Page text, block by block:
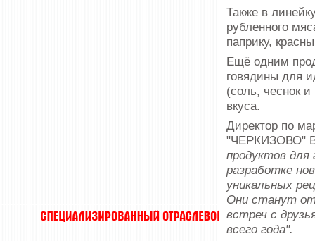
Также в
рубленного
паприку,
Ещё одним
говядины для
(соль, чеснок
вкуса.
Директор по
"ЧЕРКИЗОВО"
продуктов для
разработке
уникальных
Они станут
встреч с
всего года".